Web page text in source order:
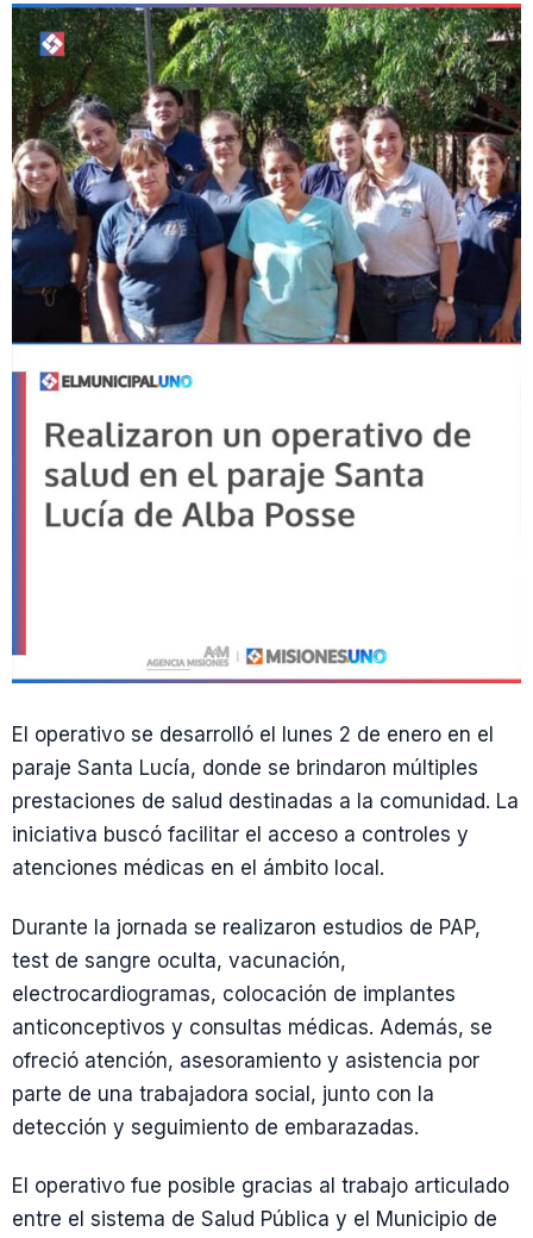
El operativo se desarrolló el lunes 2 de enero en el
paraje Santa Lucía, donde se brindaron múltiples
prestaciones de salud destinadas a la comunidad. La
iniciativa buscó facilitar el acceso a controles y
atenciones médicas en el ámbito local.
Durante la jornada se realizaron estudios de PAP,
test de sangre oculta, vacunación,
electrocardiogramas, colocación de implantes
anticonceptivos y consultas médicas. Además, se
ofreció atención, asesoramiento y asistencia por
parte de una trabajadora social, junto con la
detección y seguimiento de embarazadas.
El operativo fue posible gracias al trabajo articulado
entre el sistema de Salud Pública y el Municipio de